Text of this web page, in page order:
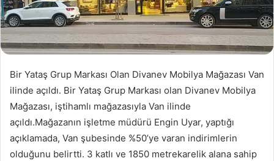
Bir Yataş Grup Markası Olan Divanev Mobilya Mağazası Van
ilinde açıldı. Bir Yataş Grup Markası olan Divanev Mobilya
Mağazası, iştihamlı mağazasıyla Van ilinde
açıldı.Mağazanın işletme müdürü Engin Uyar, yaptığı
açıklamada, Van şubesinde %50’ye varan indirimlerin
olduğunu belirtti. 3 katlı ve 1850 metrekarelik alana sahip